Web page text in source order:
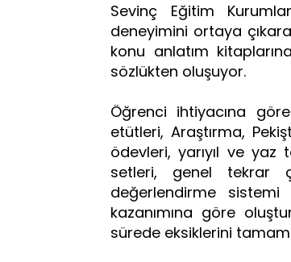
Sevinç Eğitim
deneyimini ortaya
konu anlatım
sözlükten oluşuyor.
Öğrenci ihtiyacına
etütleri, Araştırma,
ödevleri, yarıyıl ve yaz
setleri, genel tekrar
değerlendirme sistemi
kazanımına göre
sürede eksiklerini